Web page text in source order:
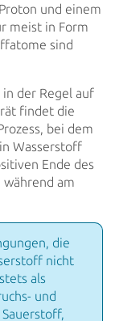
und einem
meist in Form
sind
der Regel auf
findet die
bei dem
Wasserstoff
Ende des
am
die
nicht
als
und